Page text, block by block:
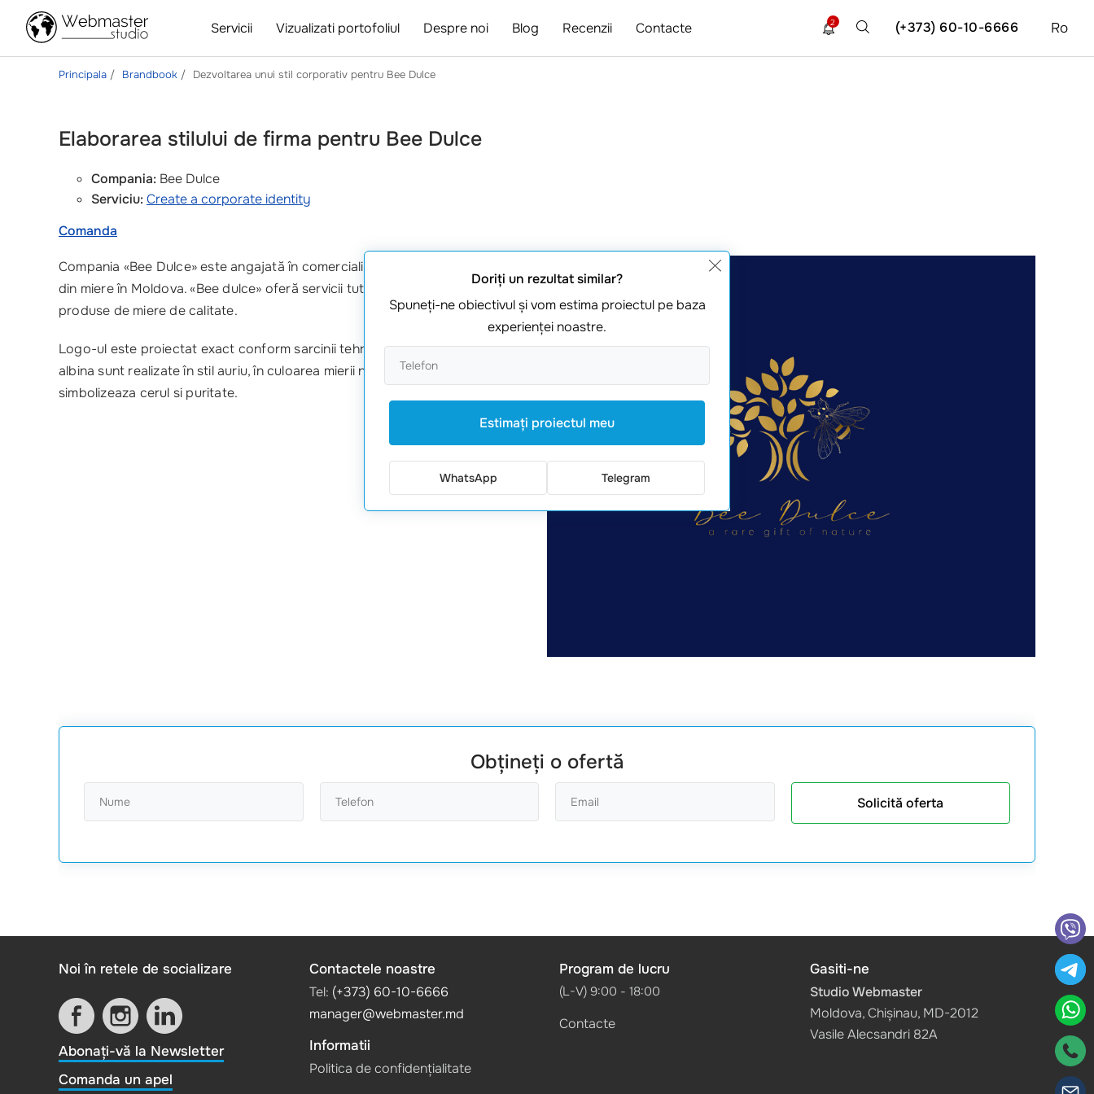
Servicii Vizualizati portofoliul Despre noi Blog Recenzii Contacte Ro
(+373) 60-10-6666
2
Principala Brandbook Dezvoltarea unui stil corporativ pentru Bee Dulce
Elaborarea stilului de firma pentru Bee Dulce
Compania: Bee Dulce
Serviciu:Create a corporate identity
Comanda
Compania «Bee Dulce» este angajată în comercializarea mierii și a produselor
din miere în Moldova. «Bee dulce» oferă servicii tuturor iubitorilor de miere și
produse de miere de calitate.
Logo-ul este proiectat exact conform sarcinii tehnice a clientului: Lemnul și
albina sunt realizate în stil auriu, în culoarea mierii naturale. Culoarea albastră
simbolizeaza cerul si puritate.
Obțineți o ofertă
Solicită oferta
Noi în retele de socializare
Abonați-vă la Newsletter
Comanda un apel
Contactele noastre
Tel: (+373) 60-10-6666
manager@webmaster.md
Informatii
Politica de confidențialitate
Program de lucru
(L-V) 9:00 - 18:00
Contacte
Gasiti-ne
Studio Webmaster
Moldova, Chișinau, MD-2012
Vasile Alecsandri 82A
Doriţi un rezultat similar?
Spuneţi-ne obiectivul şi vom estima proiectul pe baza
experienţei noastre.
Estimaţi proiectul meu
WhatsApp Telegram